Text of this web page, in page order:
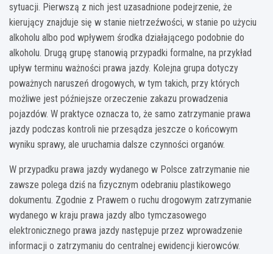
sytuacji. Pierwszą z nich jest uzasadnione podejrzenie, że
kierujący znajduje się w stanie nietrzeźwości, w stanie po użyciu
alkoholu albo pod wpływem środka działającego podobnie do
alkoholu. Drugą grupę stanowią przypadki formalne, na przykład
upływ terminu ważności prawa jazdy. Kolejna grupa dotyczy
poważnych naruszeń drogowych, w tym takich, przy których
możliwe jest późniejsze orzeczenie zakazu prowadzenia
pojazdów. W praktyce oznacza to, że samo zatrzymanie prawa
jazdy podczas kontroli nie przesądza jeszcze o końcowym
wyniku sprawy, ale uruchamia dalsze czynności organów.
W przypadku prawa jazdy wydanego w Polsce zatrzymanie nie
zawsze polega dziś na fizycznym odebraniu plastikowego
dokumentu. Zgodnie z Prawem o ruchu drogowym zatrzymanie
wydanego w kraju prawa jazdy albo tymczasowego
elektronicznego prawa jazdy następuje przez wprowadzenie
informacji o zatrzymaniu do centralnej ewidencji kierowców.